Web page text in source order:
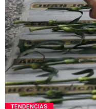
TENDENCIAS